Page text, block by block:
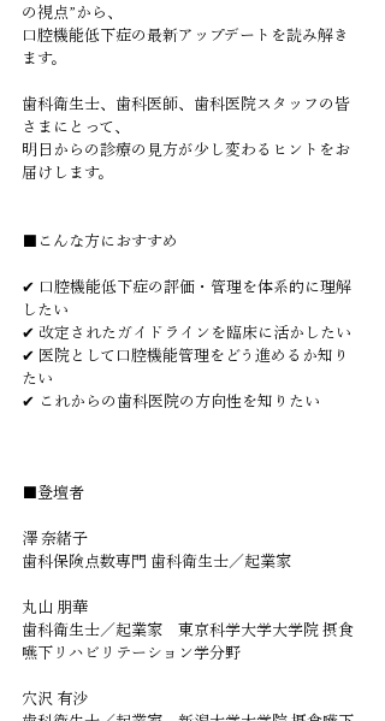
の視点”から、
口腔機能低下症の最新アップデートを読み解き
ます。
歯科衛生士、歯科医師、歯科医院スタッフの皆
さまにとって、
明日からの診療の見方が少し変わるヒントをお
届けします。
■こんな方におすすめ
✔ 口腔機能低下症の評価・管理を体系的に理解
したい
✔ 改定されたガイドラインを臨床に活かしたい
✔ 医院として口腔機能管理をどう進めるか知り
たい
✔ これからの歯科医院の方向性を知りたい
■登壇者
澤 奈緒子
歯科保険点数専門 歯科衛生士／起業家
丸山 朋華
歯科衛生士／起業家　東京科学大学大学院 摂食
嚥下リハビリテーション学分野
穴沢 有沙